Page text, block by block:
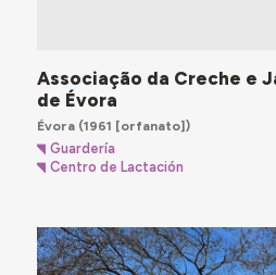
Associação da Creche e
de Évora
Évora(1961 [orfanato])
Guardería
Centro de Lactación